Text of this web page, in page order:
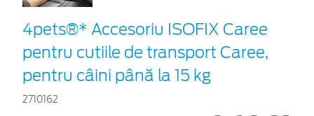
4pets®* Accesoriu ISOFIX Caree
pentru cutiile de transport Caree,
pentru câini până la 15 kg
2710162